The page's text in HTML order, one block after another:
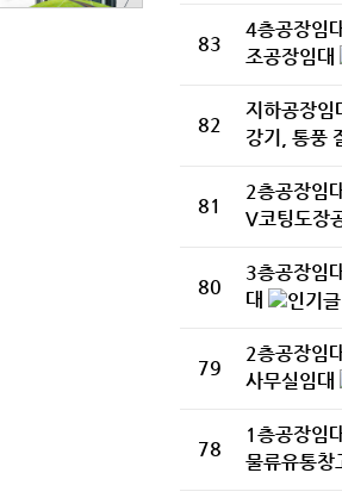
83
4층공장임대
조공장임대
82
지하공장임
강기, 통풍
81
2층공장임대
V코팅도장
80
3층공장임대
대
79
2층공장임대
사무실임대
78
1층공장임대
물류유통창